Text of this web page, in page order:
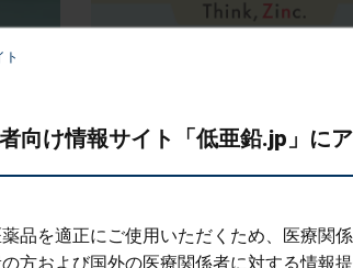
テキスト版はこちら
ト
向け情報サイト「低亜鉛.jp」に
品を適正にご使用いただくため、医療関
方および国外の医療関係者に対する情報